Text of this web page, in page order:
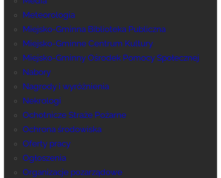
Meteorologia
Miejsko-Gminna Biblioteka Publiczna
Miejsko-Gminne Centrum Kultury
Miejsko-Gminny Ośrodek Pomocy Społecznej
Nabory
Nagrody i wyróżnienia
Nekrologi
Ochotnicze Straże Pożarne
Ochrona środowiska
Oferty pracy
Ogłoszenia
Organizacje pozarządowe